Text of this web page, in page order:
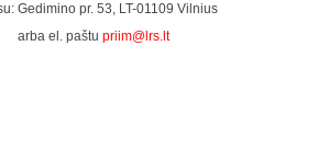
Gedimino pr. 53, LT-01109 Vilnius
arba el. paštu priim@lrs.lt